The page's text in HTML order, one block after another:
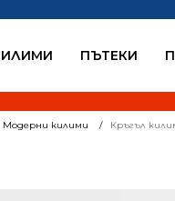
ПЪТЕКИ
Модерни килими Кръгъл